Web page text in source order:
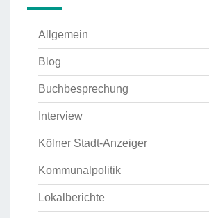
Allgemein
Blog
Buchbesprechung
Interview
Kölner Stadt-Anzeiger
Kommunalpolitik
Lokalberichte